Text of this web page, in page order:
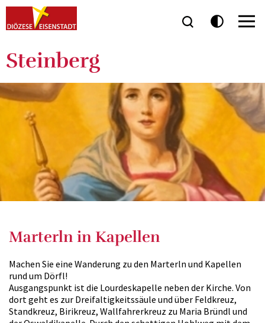
Steinberg
Marterln in Kapellen
Machen Sie eine Wanderung zu den Marterln und Kapellen
rund um Dörfl!
Ausgangspunkt ist die Lourdeskapelle neben der Kirche. Von
dort geht es zur Dreifaltigkeitssäule und über Feldkreuz,
Standkreuz, Birikreuz, Wallfahrerkreuz zu Maria Bründl und